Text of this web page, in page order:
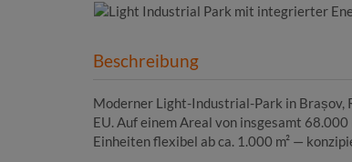
Beschreibung
Moderner Light-Industrial-Park in
EU. Auf einem Areal von insgesamt
Einheiten flexibel ab ca. 1.000 m² —